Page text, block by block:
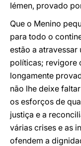
Iémen, provado
Que o Menino
para todo o
estão a
políticas; revigore
longamente
não lhe deixe
os esforços de
justiça e a
várias crises e as
ofendem a